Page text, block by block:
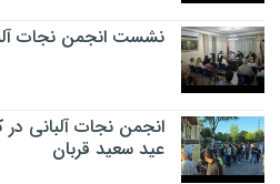
نشست انجمن نجات آلبانی
انجمن نجات آلبانی در
عید سعید قربان